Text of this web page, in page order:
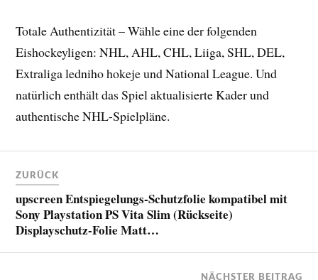
Totale Authentizität – Wähle eine der folgenden
Eishockeyligen: NHL, AHL, CHL, Liiga, SHL, DEL,
Extraliga ledniho hokeje und National League. Und
natürlich enthält das Spiel aktualisierte Kader und
authentische NHL-Spielpläne.
ZURÜCK
upscreen Entspiegelungs-Schutzfolie kompatibel mit
Sony Playstation PS Vita Slim (Rückseite)
Displayschutz-Folie Matt…
NÄCHSTER BEITRAG